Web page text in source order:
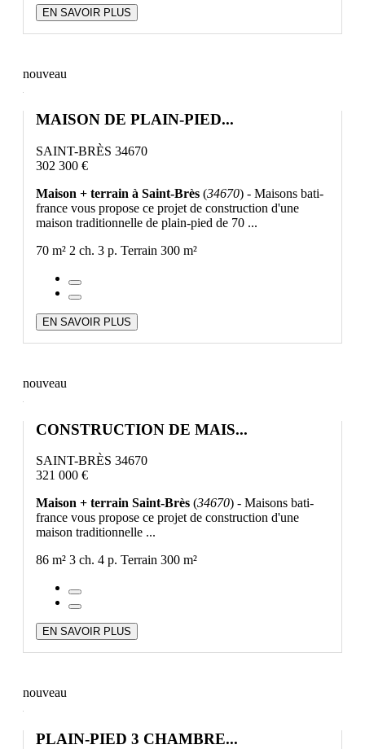
EN SAVOIR PLUS
nouveau
MAISON DE PLAIN-PIED...
SAINT-BRÈS 34670
302 300 €
Maison + terrain à Saint-Brès (34670) - Maisons bati-
france vous propose ce projet de construction d'une
maison traditionnelle de plain-pied de 70 ...
70 m² 2 ch. 3 p. Terrain 300 m²
EN SAVOIR PLUS
nouveau
CONSTRUCTION DE MAIS...
SAINT-BRÈS 34670
321 000 €
Maison + terrain Saint-Brès (34670) - Maisons bati-
france vous propose ce projet de construction d'une
maison traditionnelle ...
86 m² 3 ch. 4 p. Terrain 300 m²
EN SAVOIR PLUS
nouveau
PLAIN-PIED 3 CHAMBRE...